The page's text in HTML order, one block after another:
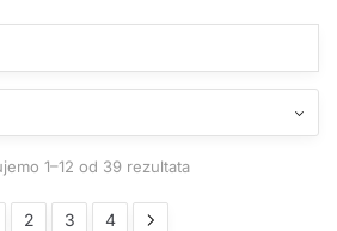
1–12 od 39 rezultata
2 3 4